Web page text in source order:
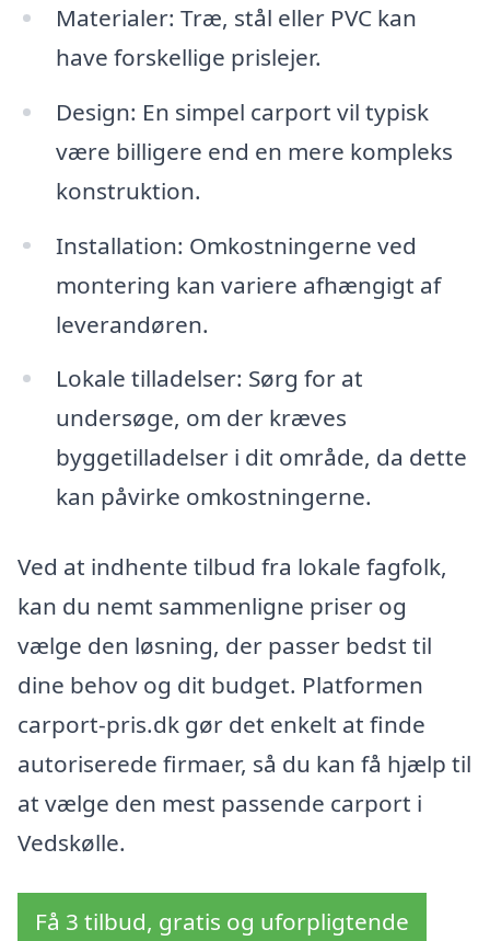
Materialer: Træ, stål eller PVC kan
have forskellige prislejer.
Design: En simpel carport vil typisk
være billigere end en mere kompleks
konstruktion.
Installation: Omkostningerne ved
montering kan variere afhængigt af
leverandøren.
Lokale tilladelser: Sørg for at
undersøge, om der kræves
byggetilladelser i dit område, da dette
kan påvirke omkostningerne.
Ved at indhente tilbud fra lokale fagfolk,
kan du nemt sammenligne priser og
vælge den løsning, der passer bedst til
dine behov og dit budget. Platformen
carport-pris.dk gør det enkelt at finde
autoriserede firmaer, så du kan få hjælp til
at vælge den mest passende carport i
Vedskølle.
Få 3 tilbud, gratis og uforpligtende